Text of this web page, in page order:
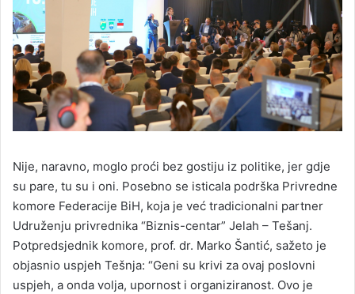
Nije, naravno, moglo proći bez gostiju iz politike, jer gdje
su pare, tu su i oni. Posebno se isticala podrška Privredne
komore Federacije BiH, koja je već tradicionalni partner
Udruženju privrednika “Biznis-centar” Jelah – Tešanj.
Potpredsjednik komore, prof. dr. Marko Šantić, sažeto je
objasnio uspjeh Tešnja: “Geni su krivi za ovaj poslovni
uspjeh, a onda volja, upornost i organiziranost. Ovo je